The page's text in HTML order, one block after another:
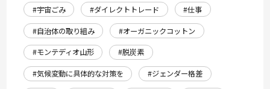
#宇宙ごみ
#ダイレクトトレード
#仕事
#自治体の取り組み
#オーガニックコットン
#モンテディオ山形
#脱炭素
#気候変動に具体的な対策を
#ジェンダー格差